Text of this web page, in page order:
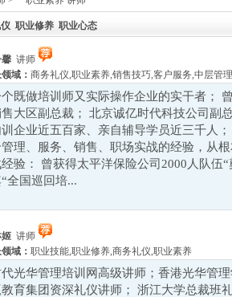
职业修养 职业心态
讲师
域： 商务礼仪,职业素养,销售技巧,客户服务,中层管理
既做培训师又实际操作企业的实干者；
大区副总裁； 北京诚亿时代科技公司副
训企业近五百家、亲自辅导学员近三千人
理、服务、销售、职场实战的经验，从
验： 曾获得太平洋保险公司2000人队伍
全国巡回培...
讲师
域： 职业技能,职业修养,商务礼仪,职业素养
代光华管理培训网高级讲师；香港光华管
教育集团资深礼仪讲师； 浙江大学总裁班